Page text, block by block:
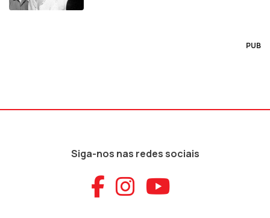
PUB
Siga-nos nas redes sociais
Aceder ao
Aceder ao
Aceder